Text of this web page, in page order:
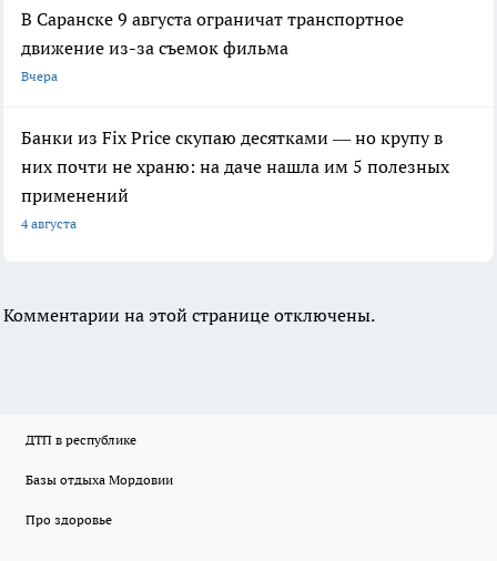
В Саранске 9 августа ограничат транспортное
движение из-за съемок фильма
Вчера
Банки из Fix Price скупаю десятками — но крупу в
них почти не храню: на даче нашла им 5 полезных
применений
4 августа
Комментарии на этой странице отключены.
ДТП в республике
Базы отдыха Мордовии
Про здоровье